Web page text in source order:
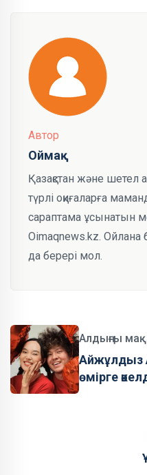
Автор
Оймақ
Қазақстан және шетел
түрлі оқиғаларға
сараптама ұсынатын
Oimaqnews.kz. Ойлана
да берері мол.
Алдыңғы
Айжұлдыз
өмірге